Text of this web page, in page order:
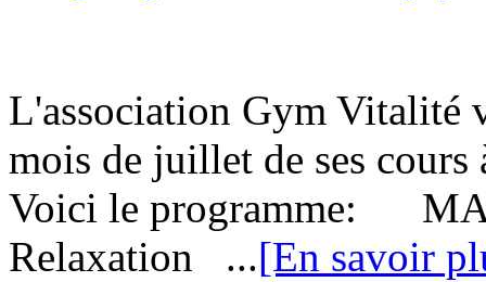
L'association Gym Vitalité
mois de juillet de ses
Voici le programme:
Relaxation ...[En savoir